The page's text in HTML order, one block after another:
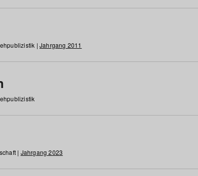
| Jahrgang 2011
| Jahrgang 2023